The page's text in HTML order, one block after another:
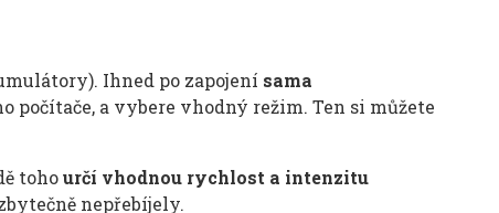
Ihned po zapojení sama
počítače, a vybere vhodný režim. Ten si můžete
tohourčí vhodnou rychlost a intenzitu
nepřebíjely.